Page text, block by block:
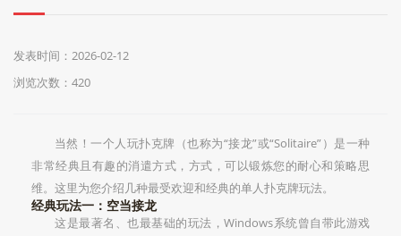
发表时间：2026-02-12
浏览次数：420
当然！一个人玩扑克牌（也称为“接龙”或“Solitaire”）是一种
非常经典且有趣的消遣方式，方式，可以锻炼您的耐心和策略思
维。这里为您介绍几种最受欢迎和经典的单人扑克牌玩法。
经典玩法一：空当接龙
这是最著名、也最基础的玩法，Windows系统曾自带此游戏